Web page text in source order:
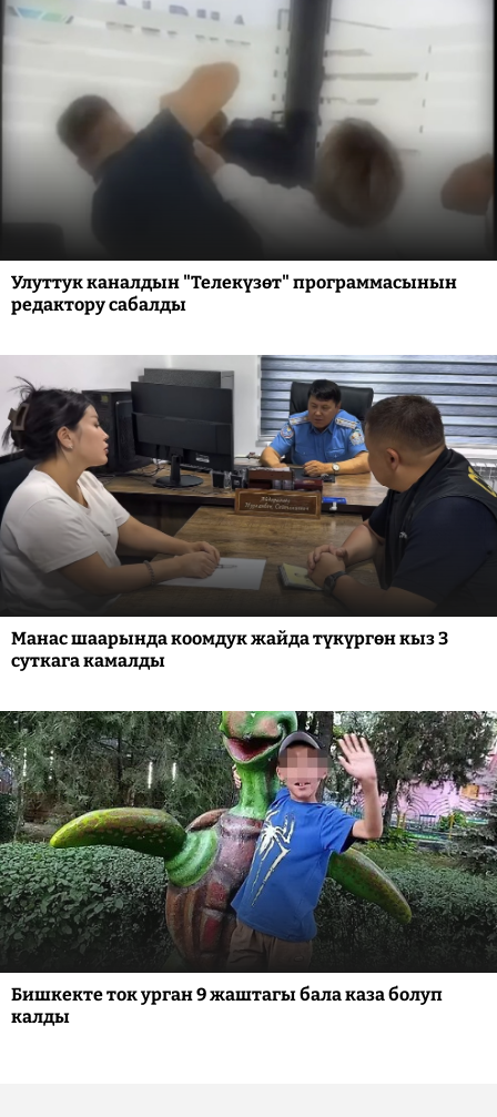
Улуттук каналдын "Телекүзөт" программасынын
редактору сабалды
Манас шаарында коомдук жайда түкүргөн кыз 3
суткага камалды
Бишкекте ток урган 9 жаштагы бала каза болуп
калды